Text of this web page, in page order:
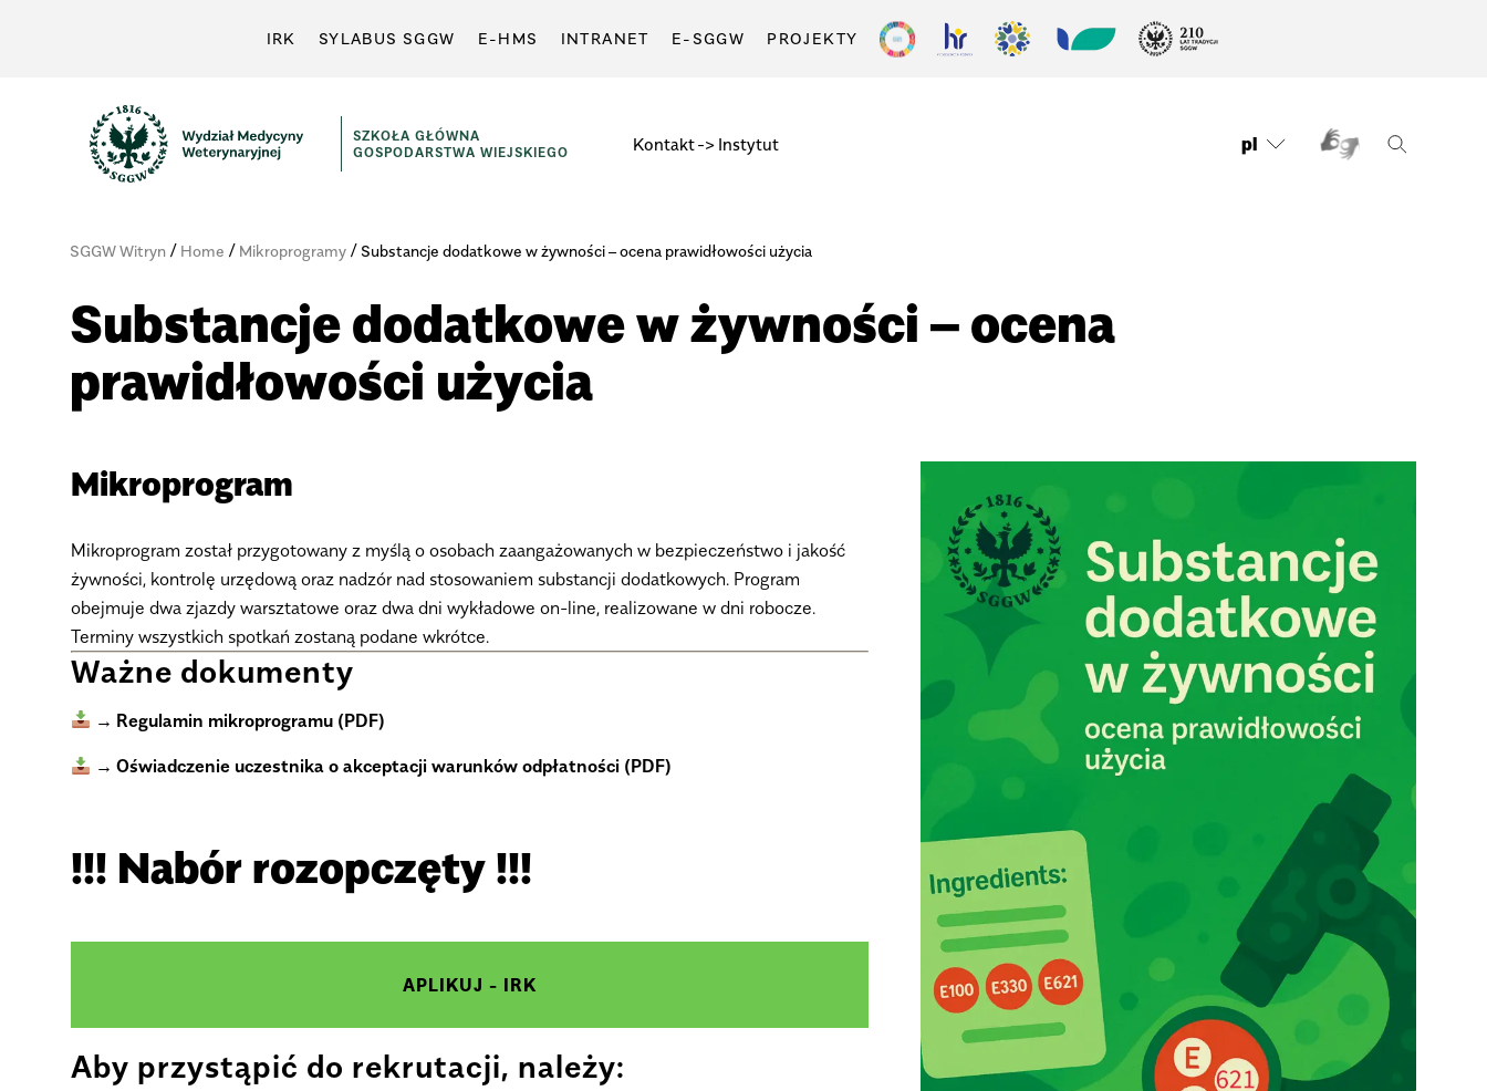
IRK SYLABUS SGGW E-HMS INTRANET E-SGGW PROJEKTY
SZKOŁA GŁÓWNA
GOSPODARSTWA WIEJSKIEGO
Kontakt-> Instytut pl
SGGW Witryn/ Home / Mikroprogramy/ Substancje dodatkowe w żywności – ocena prawidłowości użycia
Substancje dodatkowe w żywności – ocena
prawidłowości użycia
Mikroprogram
Mikroprogram został przygotowany z myślą o osobach zaangażowanych w bezpieczeństwo i jakość
żywności, kontrolę urzędową oraz nadzór nad stosowaniem substancji dodatkowych. Program
obejmuje dwa zjazdy warsztatowe oraz dwa dni wykładowe on-line, realizowane w dni robocze.
Terminy wszystkich spotkań zostaną podane wkrótce.
Ważne dokumenty
Regulamin mikroprogramu (PDF)
Oświadczenie uczestnika o akceptacji warunków odpłatności (PDF)
!!! Nabór rozopczęty !!!
APLIKUJ - IRK
Aby przystąpić do rekrutacji, należy: